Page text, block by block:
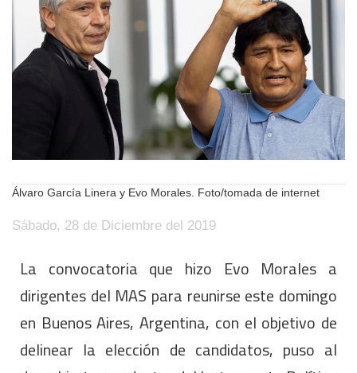
Álvaro García Linera y Evo Morales. Foto/tomada de internet
Sábado, 28 de Diciembre del 2019
La convocatoria que hizo Evo Morales a
dirigentes del MAS para reunirse este domingo
en Buenos Aires, Argentina, con el objetivo de
delinear la elección de candidatos, puso al